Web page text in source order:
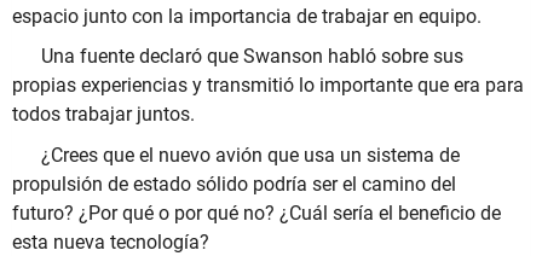
espacio junto con la importancia de trabajar en equipo.
Una fuente declaró que Swanson habló sobre sus
propias experiencias y transmitió lo importante que era para
todos trabajar juntos.
¿Crees que el nuevo avión que usa un sistema de
propulsión de estado sólido podría ser el camino del
futuro? ¿Por qué o por qué no? ¿Cuál sería el beneficio de
esta nueva tecnología?